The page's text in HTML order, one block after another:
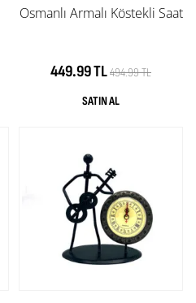
Osmanlı Armalı Köstekli Saat
449.99 TL494.99 TL